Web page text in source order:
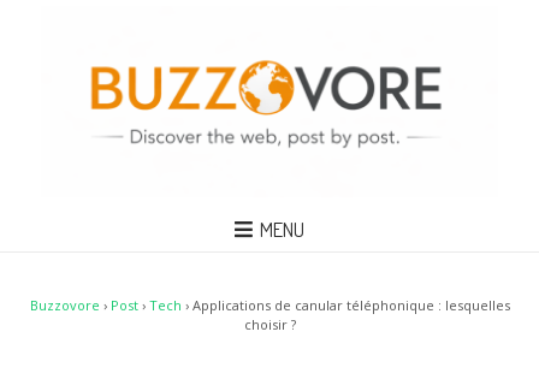
MENU
Buzzovore › Post› Tech › Applications de canular téléphonique : lesquelles
choisir ?